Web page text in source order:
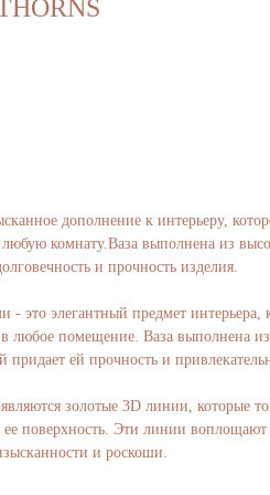
дополнение к интерьеру,
комнату.Ваза выполнена из
и прочность изделия.
- это элегантный предмет интерьера,
любое помещение. Ваза выполнена из
придает ей прочность и
золотые 3D линии, которые
поверхность. Эти линии
и роскоши.